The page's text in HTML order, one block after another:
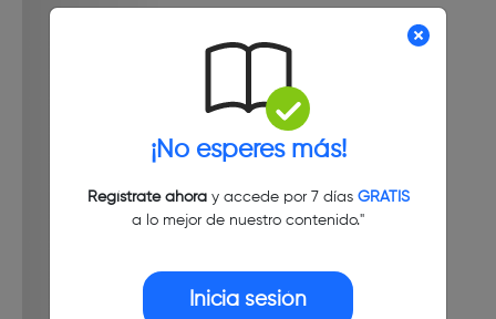
¡No esperes más!
Regístrate ahoray accede por 7 días GRATIS
a lo mejor de nuestro contenido."
Inicia sesión